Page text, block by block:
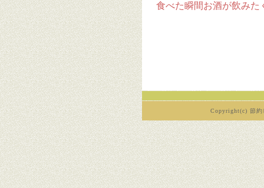
食べた瞬間お酒が飲みた
Copyright(c) 節